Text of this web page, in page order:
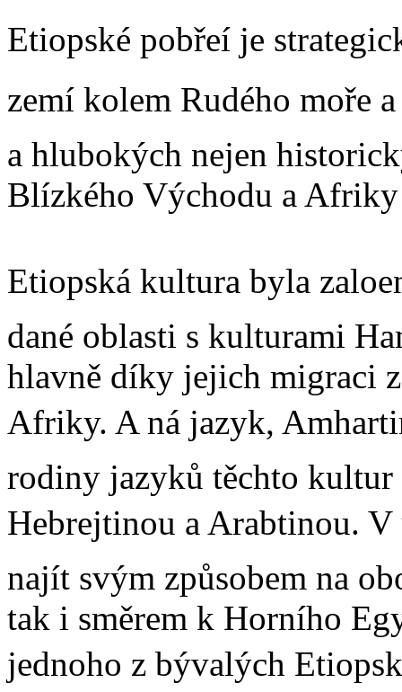
Etiopské pobřeí je
zemí kolem Rudého moře
a hlubokých nejen
Blízkého Východu a
Etiopská kultura byla
dané oblasti s kulturami
hlavně díky jejich migraci
Afriky. A ná jazyk,
rodiny jazyků těchto kultur
Hebrejtinou a Arabtinou.
najít svým způsobem na
tak i směrem k Horního
jednoho z bývalých